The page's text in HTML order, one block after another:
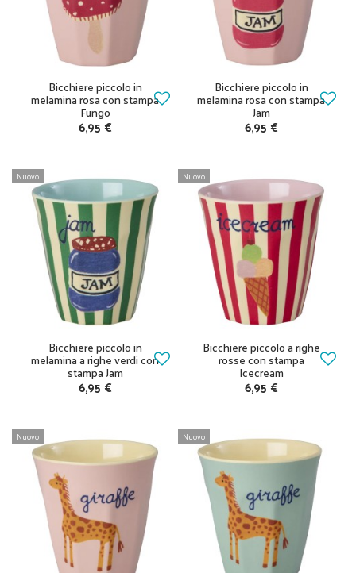
Bicchiere piccolo in
melamina rosa con stampa
Fungo
6,95 €
Bicchiere piccolo in
melamina rosa con stampa
Jam
6,95 €
Nuovo
Bicchiere piccolo in
melamina a righe verdi con
stampa Jam
6,95 €
Nuovo
Bicchiere piccolo a righe
rosse con stampa
Icecream
6,95 €
Nuovo Nuovo